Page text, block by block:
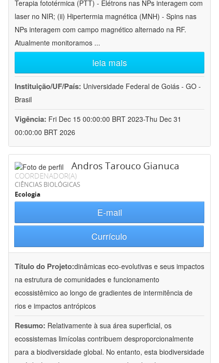
Terapia fototérmica (PTT) - Elétrons nas NPs interagem com
laser no NIR; (ii) Hipertermia magnética (MNH) - Spins nas
NPs interagem com campo magnético alternado na RF.
Atualmente monitoramos ...
leia mais
Instituição/UF/País: Universidade Federal de Goiás - GO -
Brasil
Vigência: Fri Dec 15 00:00:00 BRT 2023-Thu Dec 31
00:00:00 BRT 2026
Andros Tarouco Gianuca
COORDENADOR(A)
CIÊNCIAS BIOLÓGICAS
Ecologia
E-mail
Currículo
Título do Projeto:dinâmicas eco-evolutivas e seus impactos
na estrutura de comunidades e funcionamento
ecossistêmico ao longo de gradientes de intermitência de
rios e impactos antrópicos
Resumo: Relativamente à sua área superficial, os
ecossistemas limícolas contribuem desproporcionalmente
para a biodiversidade global. No entanto, esta biodiversidade